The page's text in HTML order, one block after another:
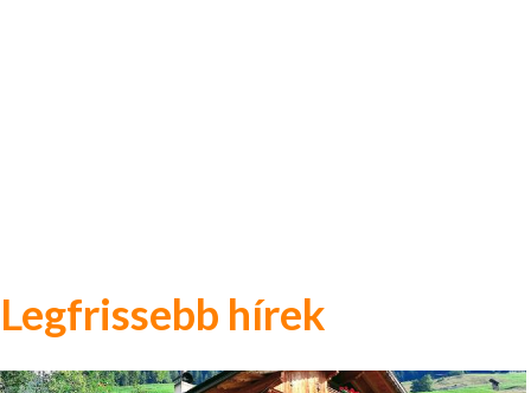
Legfrissebb hírek